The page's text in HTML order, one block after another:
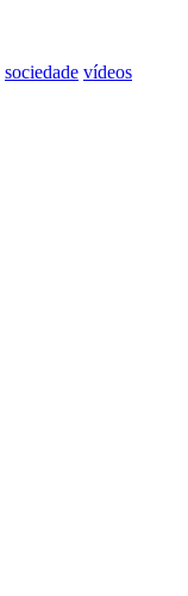
sociedade vídeos